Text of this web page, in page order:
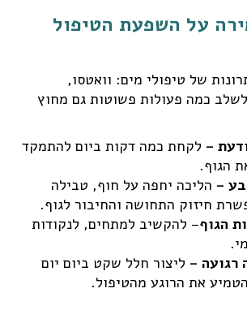
על השפעת הטיפול
של טיפולי מים: וואטסו,
לשלב כמה פעולות פשוטות גם מחוץ
לקחת כמה דקות ביום להתמקד
הגוף.
הליכה יחפה על חוף, טבילה
חיזוק התחושה והחיבור לגוף.
– להקשיב למתחים, לנקודות
ליצור חלל שקט ביום יום
את הרוגע מהטיפול.